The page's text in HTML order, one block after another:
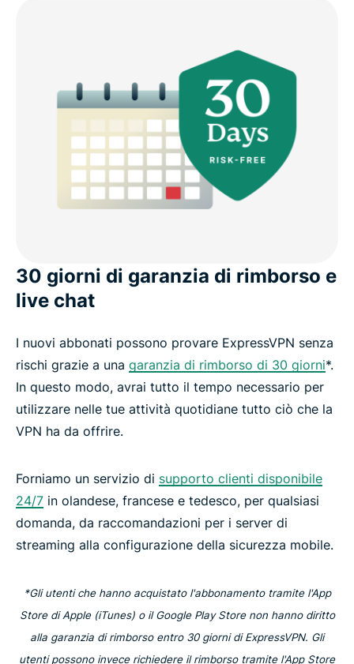
30 giorni di garanzia di rimborso e
live chat
I nuovi abbonati possono provare ExpressVPN senza
rischi grazie a una garanzia di rimborso di 30 giorni*.
In questo modo, avrai tutto il tempo necessario per
utilizzare nelle tue attività quotidiane tutto ciò che la
VPN ha da offrire.
Forniamo un servizio di supporto clienti disponibile
24/7 in olandese, francese e tedesco, per qualsiasi
domanda, da raccomandazioni per i server di
streaming alla configurazione della sicurezza mobile.
*Gli utenti che hanno acquistato l'abbonamento tramite l'App
Store di Apple (iTunes) o il Google Play Store non hanno diritto
alla garanzia di rimborso entro 30 giorni di ExpressVPN. Gli
utenti possono invece richiedere il rimborso tramite l'App Store